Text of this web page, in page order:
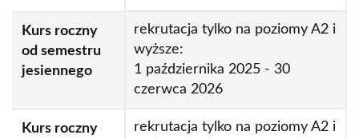
Kurs roczny
od semestru
jesiennego
rekrutacja tylko na poziomy A2 i
wyższe:
1 października 2025 - 30
czerwca 2026
Kurs roczny
rekrutacja tylko na poziomy A2 i
LanguageCert Test of English (LTE) Speaking
LanguageCert International ESOL B2
(Communicator)
Język polski